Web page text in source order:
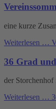
eine kurze
Weiterlesen …
36 Grad
der
Weiterlesen …